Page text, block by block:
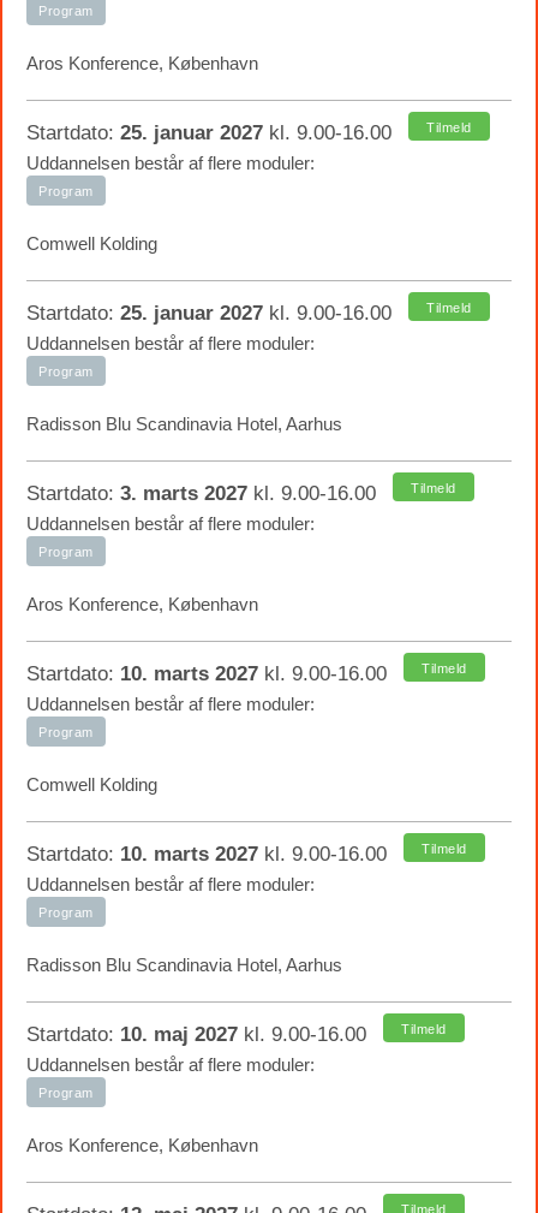
Program
Aros Konference, København
Startdato: 25. januar 2027 kl. 9.00-16.00 Tilmeld
Uddannelsen består af flere moduler:
Program
Comwell Kolding
Startdato: 25. januar 2027 kl. 9.00-16.00 Tilmeld
Uddannelsen består af flere moduler:
Program
Radisson Blu Scandinavia Hotel, Aarhus
Startdato: 3. marts 2027 kl. 9.00-16.00 Tilmeld
Uddannelsen består af flere moduler:
Program
Aros Konference, København
Startdato: 10. marts 2027 kl. 9.00-16.00 Tilmeld
Uddannelsen består af flere moduler:
Program
Comwell Kolding
Startdato: 10. marts 2027 kl. 9.00-16.00 Tilmeld
Uddannelsen består af flere moduler:
Program
Radisson Blu Scandinavia Hotel, Aarhus
Startdato: 10. maj 2027 kl. 9.00-16.00 Tilmeld
Uddannelsen består af flere moduler:
Program
Aros Konference, København
Tilmeld